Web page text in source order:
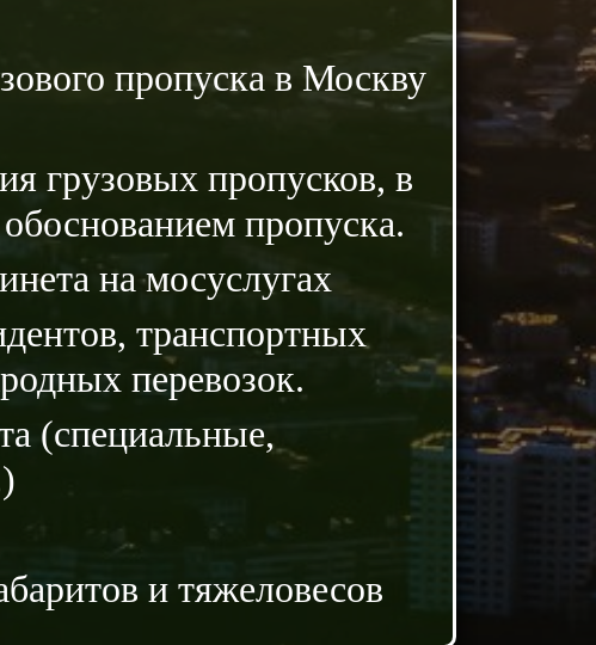
пропуска в Москву
грузовых пропусков, в
пропуска.
на мосуслугах
транспортных
перевозок.
(специальные,
и тяжеловесов